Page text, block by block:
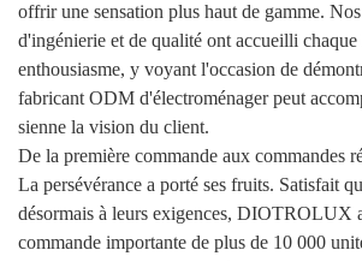
offrir une sensation plus haut de gamme.
d'ingénierie et de qualité ont accueilli
enthousiasme, y voyant l'occasion de
fabricant ODM d'électroménager peut
sienne la vision du client.
De la première commande aux commandes
La persévérance a porté ses fruits. Satisfait
désormais à leurs exigences, DIOTROLUX
commande importante de plus de 10 000